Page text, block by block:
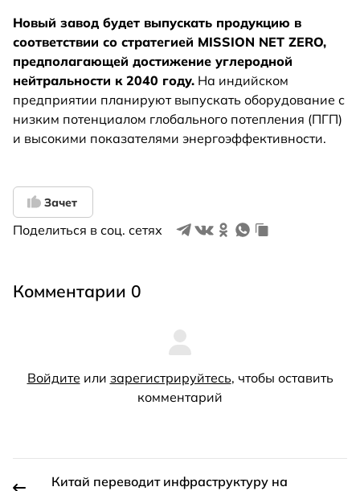
Новый завод будет выпускать продукцию в
соответствии со стратегией MISSION NET ZERO,
предполагающей достижение углеродной
нейтральности к 2040 году. На индийском
предприятии планируют выпускать оборудование с
низким потенциалом глобального потепления (ПГП)
и высокими показателями энергоэффективности.
Зачет
Поделиться в соц. сетях
Комментарии 0
Войдите или зарегистрируйтесь, чтобы оставить
комментарий
Китай переводит инфраструктуру на